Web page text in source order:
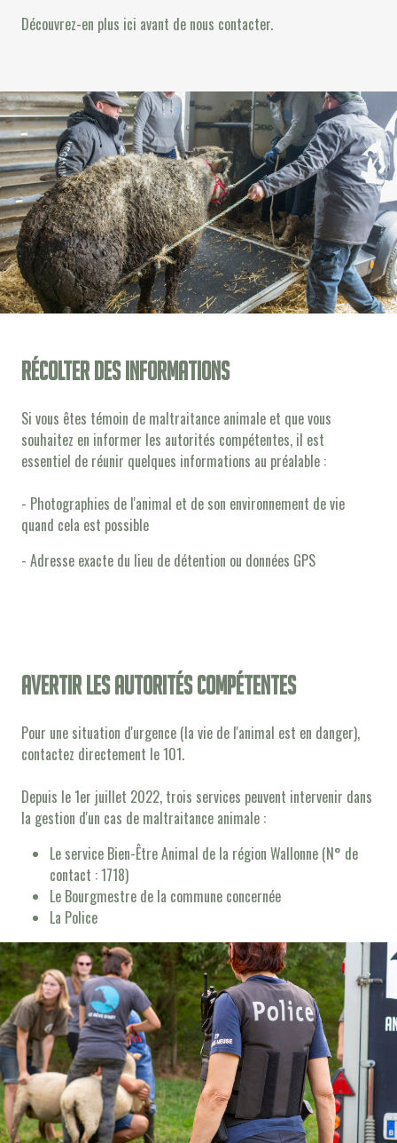
Découvrez-en plus ici avant de nous contacter.
Récolter des informations
Si vous êtes témoin de maltraitance animale et que vous
souhaitez en informer les autorités compétentes, il est
essentiel de réunir quelques informations au préalable :
- Photographies de l'animal et de son environnement de vie
quand cela est possible
- Adresse exacte du lieu de détention ou données GPS
Avertir les autorités compétentes
Pour une situation d'urgence (la vie de l'animal est en danger),
contactez directement le 101.
Depuis le 1er juillet 2022, trois services peuvent intervenir dans
la gestion d'un cas de maltraitance animale :
Le service Bien-Être Animal de la région Wallonne (N° de
contact : 1718)
Le Bourgmestre de la commune concernée
La Police